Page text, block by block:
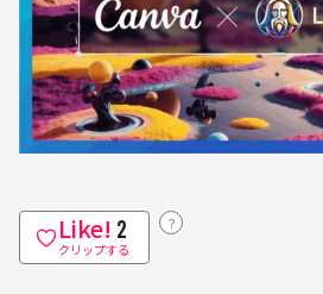
Like! 2
クリップする
？